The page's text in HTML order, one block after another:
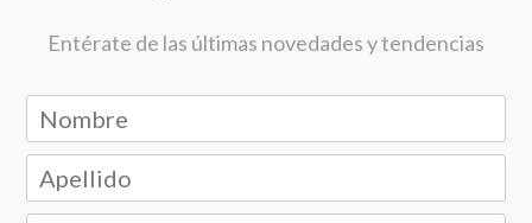
Entérate de las últimas novedades y tendencias